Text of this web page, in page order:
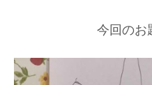
今回のお